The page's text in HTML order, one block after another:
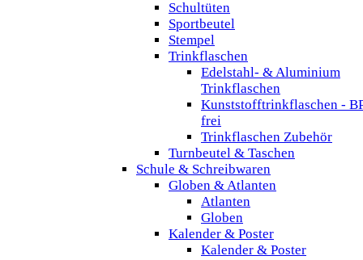
Schultüten
Sportbeutel
Stempel
Trinkflaschen
Edelstahl- & Aluminium
Trinkflaschen
Kunststofftrinkflaschen -
frei
Trinkflaschen Zubehör
Turnbeutel & Taschen
Schule & Schreibwaren
Globen & Atlanten
Atlanten
Globen
Kalender & Poster
Kalender & Poster